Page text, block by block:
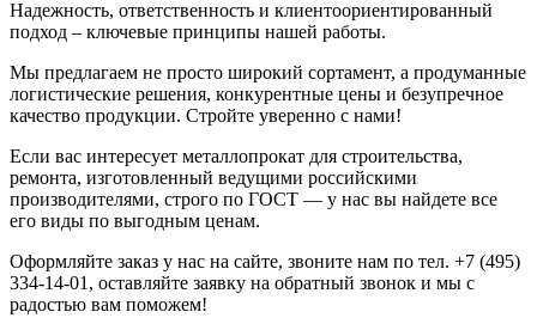
Надежность, ответственность и клиентоориентированный
подход – ключевые принципы нашей работы.
Мы предлагаем не просто широкий сортамент, а продуманные
логистические решения, конкурентные цены и безупречное
качество продукции. Стройте уверенно с нами!
Если вас интересует металлопрокат для строительства,
ремонта, изготовленный ведущими российскими
производителями, строго по ГОСТ — у нас вы найдете все
его виды по выгодным ценам.
Оформляйте заказ у нас на сайте, звоните нам по тел. +7 (495)
334-14-01, оставляйте заявку на обратный звонок и мы с
радостью вам поможем!